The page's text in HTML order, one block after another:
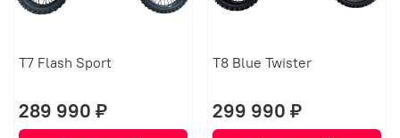
T7 Flash Sport
289 990 ₽
T8 Blue Twister
299 990 ₽